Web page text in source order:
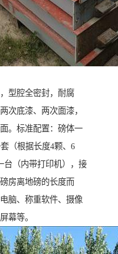
型腔全密封，耐腐
次底漆、两次面漆，
。标准配置：磅体一
（根据长度4颗、6
台（内带打印机），接
房离地磅的长度而
脑、称重软件、摄像
幕等。